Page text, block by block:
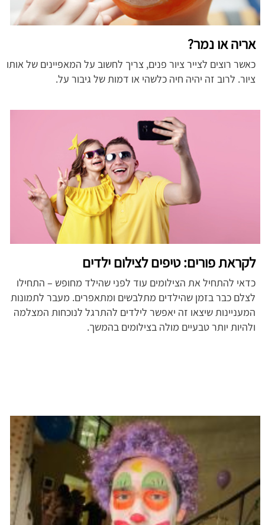
אריה או נמר?
כאשר רוצים לצייר ציור פנים, צריך לחשוב על המאפיינים של אותו
ציור. לרוב זה יהיה חיה כלשהי או דמות של גיבור על.
לקראת פורים: טיפים לצילום ילדים
כדאי להתחיל את הצילומים עוד לפני שהילד מחופש – התחילו
לצלם כבר בזמן שהילדים מתלבשים ומתאפרים. מעבר לתמונות
המעניינות שיצאו זה יאפשר לילדים להתרגל לנוכחות המצלמה
ולהיות יותר טבעיים מולה בצילומים בהמשך.